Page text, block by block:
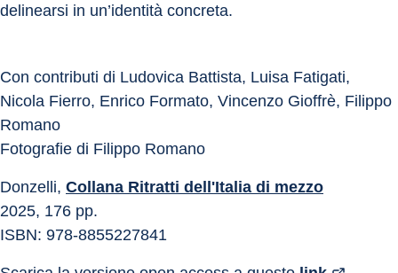
delinearsi in un’identità concreta.
Con contributi di Ludovica Battista, Luisa Fatigati,
Nicola Fierro, Enrico Formato, Vincenzo Gioffrè, Filippo
Romano
Fotografie di Filippo Romano
Donzelli, Collana Ritratti dell'Italia di mezzo
2025, 176 pp.
ISBN: 978-8855227841